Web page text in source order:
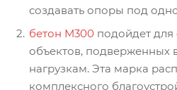
создавать опоры под
бетон М300 подойдет для
объектов,
нагрузкам. Эта марка
комплексного